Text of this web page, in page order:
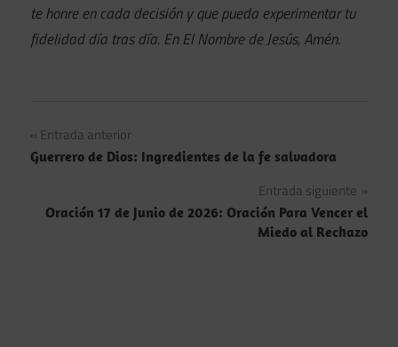
te honre en cada decisión y que pueda experimentar tu
fidelidad día tras día. En El Nombre de Jesús, Amén.
Navegación
de
entradas
Entrada anterior
Guerrero de Dios: Ingredientes de la fe salvadora
Entrada siguiente
Oración 17 de Junio de 2026: Oración Para Vencer el
Miedo al Rechazo